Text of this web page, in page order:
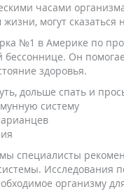
часами
могут сказаться
№1 в Америке по
бессоннице. Он
здоровья.
дольше спать и
систему
специалисты
Исследования
организму